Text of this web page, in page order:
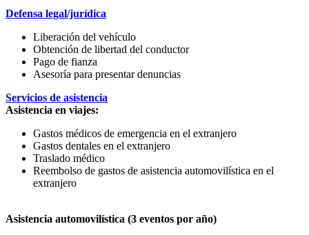
Defensa legal/jurídica
Liberación del vehículo
Obtención de libertad del conductor
Pago de fianza
Asesoría para presentar denuncias
Servicios de asistencia
Asistencia en viajes:
Gastos médicos de emergencia en el extranjero
Gastos dentales en el extranjero
Traslado médico
Reembolso de gastos de asistencia automovilística en el
extranjero
Asistencia automovilística (3 eventos por año)